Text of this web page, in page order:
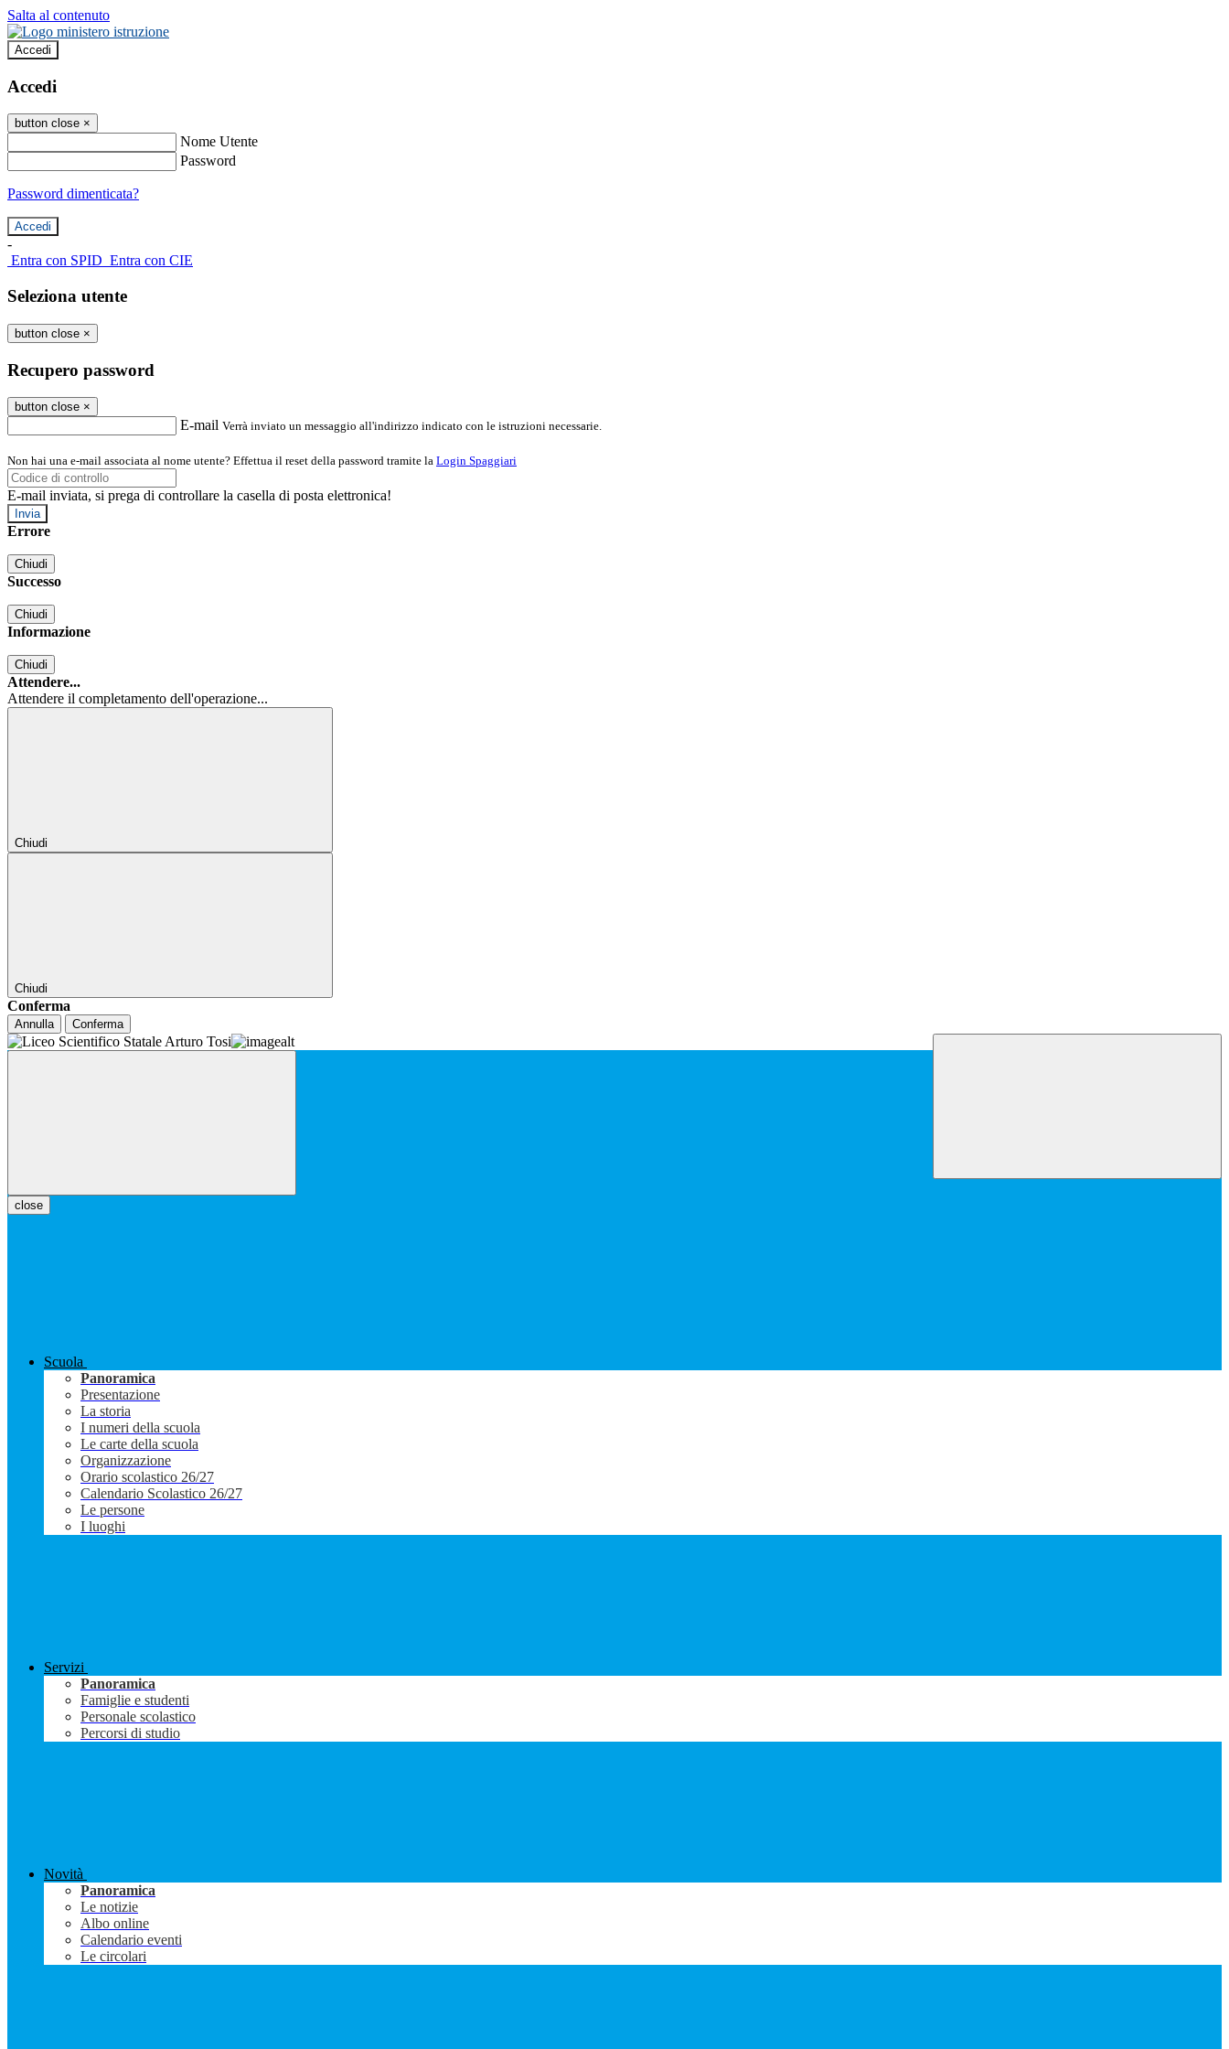
Salta al contenuto
Accedi
Accedi
button close ×
Nome Utente
Password
Password dimenticata?
-
Entra con SPID Entra con CIE
Seleziona utente
button close ×
Recupero password
button close ×
E-mail Verrà inviato un messaggio all'indirizzo indicato con le istruzioni necessarie.
Non hai una e-mail associata al nome utente? Effettua il reset della password tramite la Login Spaggiari
E-mail inviata, si prega di controllare la casella di posta elettronica!
Errore
Chiudi
Successo
Chiudi
Informazione
Chiudi
Attendere...
Attendere il completamento dell'operazione...
Chiudi
Chiudi
Conferma
Annulla Conferma
close
Scuola
Panoramica
Presentazione
La storia
I numeri della scuola
Le carte della scuola
Organizzazione
Orario scolastico 26/27
Calendario Scolastico 26/27
Le persone
I luoghi
Servizi
Panoramica
Famiglie e studenti
Personale scolastico
Percorsi di studio
Novità
Panoramica
Le notizie
Albo online
Calendario eventi
Le circolari